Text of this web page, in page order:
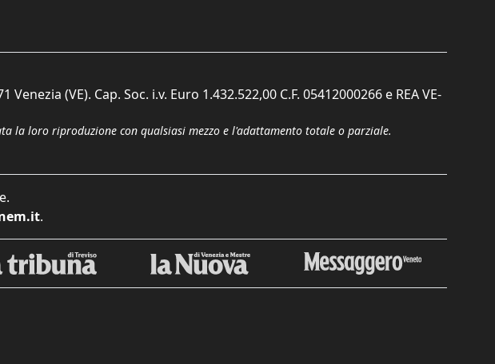
(VE). Cap. Soc. i.v. Euro 1.432.522,00 C.F. 05412000266 e REA VE-
la loro riproduzione con qualsiasi mezzo e l'adattamento totale o parziale.
.